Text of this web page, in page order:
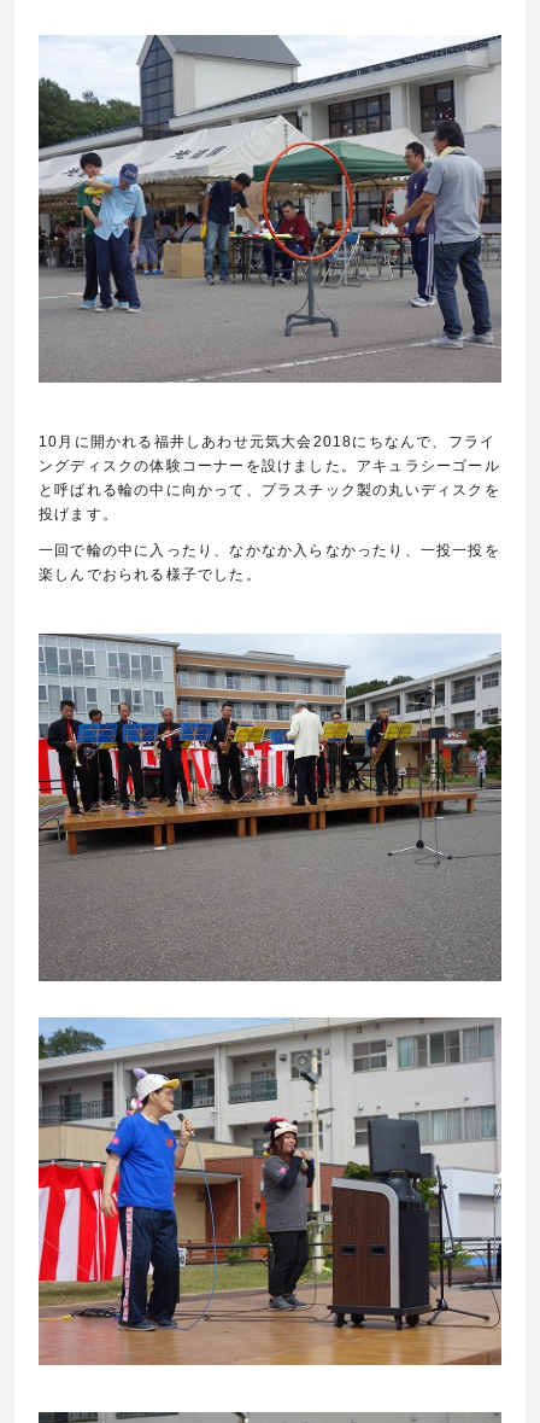
10 月に開かれる福井しあわせ元気大会2018にちなんで、フライ
ングディスクの体験コーナーを設けました。アキュラシーゴール
と呼ばれる輪の中に向かって、プラスチック製の丸いディスクを
投げます。
一回で輪の中に入ったり、なかなか入らなかったり、一投一投を
楽しんでおられる様子でした。